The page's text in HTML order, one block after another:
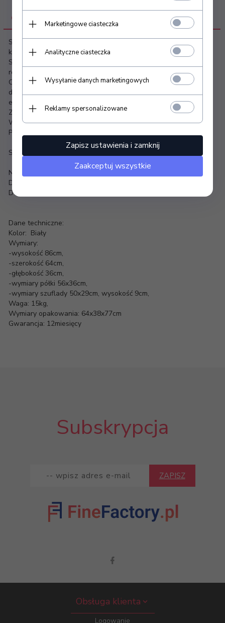
OPIS PRODUKTU
Szafki kosmetyczne do salonu SPA? Najlepszy sprzęt
kosmetyczny i meble SPA proponuje Beauty System!
Szafka kosmetyczna BD-6004 to połączenie praktycznych
rozwiązań i eleganckiego stylu.
Oferowana szafka kosmetyczna jest wykonana z metalu i
drewna, szerokie półki oraz mobilność zapewniają komfortową
eksploatację.
Zainwestuj w funkcjonalne rozwiązania i własną wygodę.
Wybierz meble do salonów SPA beauty System!
Posiada dwie praktyczne szuflady.
Sprawdź szczegóły:
Niezastąpiona w codziennej pracy.
Dzięki podgumowanym kółkom, łatwa do przesuwania.
Dwie praktyczne szuflady.
Dane techniczne:
Kolor: Biały
Wymiary:
-wysokość 86cm,
-szerokość 64cm,
-głębokość 36cm,
-wymiary półki 56x36cm,
-wymiary szuflady 50x29cm, wysokość 9cm,
Waga: 15kg,
Wymiary opakowania: 64x38x77cm
Gwarancja: 12miesięcy
Subskrypcja
ZAPISZ
Obsługa klienta
Logowanie
Marketingowe ciasteczka
Analityczne ciasteczka
Wysyłanie danych marketingowych
Reklamy spersonalizowane
Zapisz ustawienia i zamknij
Zaakceptuj wszystkie